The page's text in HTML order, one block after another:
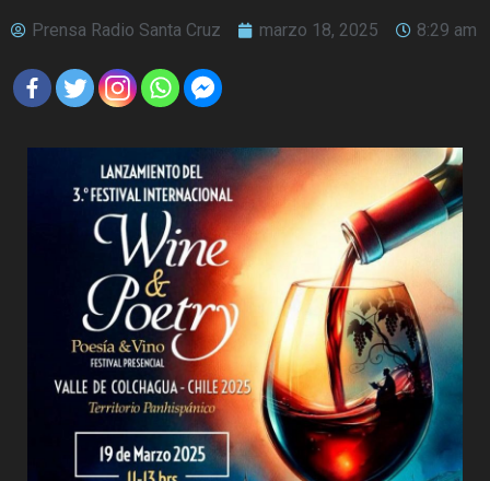
Prensa Radio Santa Cruz marzo 18, 2025 8:29 am